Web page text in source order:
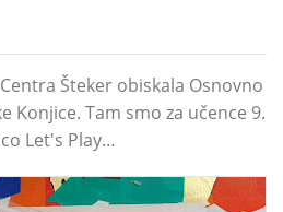
Šteker obiskala Osnovno
Konjice. Tam smo za učence 9.
Let's Play…